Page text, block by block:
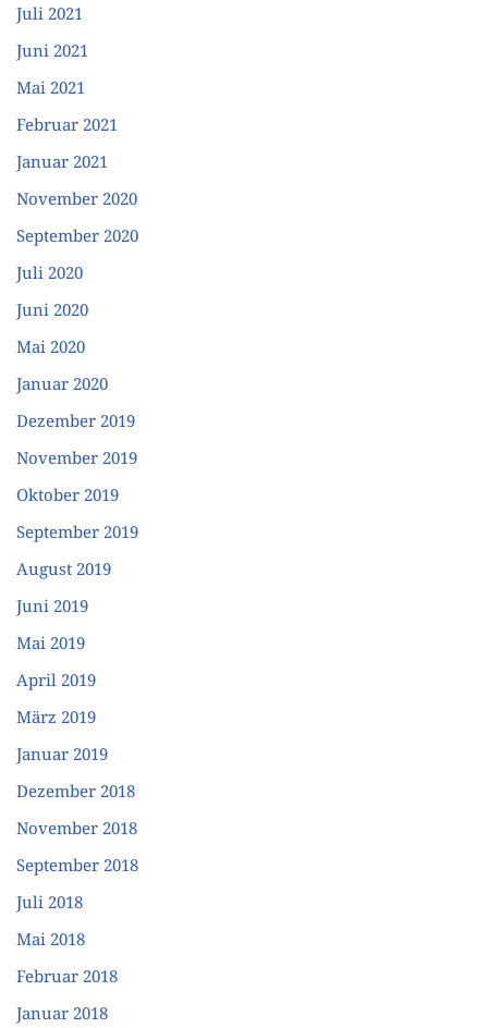
Juli 2021
Juni 2021
Mai 2021
Februar 2021
Januar 2021
November 2020
September 2020
Juli 2020
Juni 2020
Mai 2020
Januar 2020
Dezember 2019
November 2019
Oktober 2019
September 2019
August 2019
Juni 2019
Mai 2019
April 2019
März 2019
Januar 2019
Dezember 2018
November 2018
September 2018
Juli 2018
Mai 2018
Februar 2018
Januar 2018